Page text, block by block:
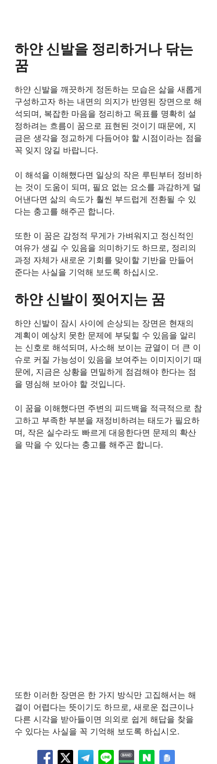
하얀 신발을 정리하거나 닦는
꿈
하얀 신발을 깨끗하게 정돈하는 모습은 삶을 새롭게
구성하고자 하는 내면의 의지가 반영된 장면으로 해
석되며, 복잡한 마음을 정리하고 목표를 명확히 설
정하려는 흐름이 꿈으로 표현된 것이기 때문에, 지
금은 생각을 정교하게 다듬어야 할 시점이라는 점을
꼭 잊지 않길 바랍니다.
이 해석을 이해했다면 일상의 작은 루틴부터 정비하
는 것이 도움이 되며, 필요 없는 요소를 과감하게 덜
어낸다면 삶의 속도가 훨씬 부드럽게 전환될 수 있
다는 충고를 해주곤 합니다.
또한 이 꿈은 감정적 무게가 가벼워지고 정신적인
여유가 생길 수 있음을 의미하기도 하므로, 정리의
과정 자체가 새로운 기회를 맞이할 기반을 만들어
준다는 사실을 기억해 보도록 하십시오.
하얀 신발이 찢어지는 꿈
하얀 신발이 잠시 사이에 손상되는 장면은 현재의
계획이 예상치 못한 문제에 부딪힐 수 있음을 알리
는 신호로 해석되며, 사소해 보이는 균열이 더 큰 이
슈로 커질 가능성이 있음을 보여주는 이미지이기 때
문에, 지금은 상황을 면밀하게 점검해야 한다는 점
을 명심해 보아야 할 것입니다.
이 꿈을 이해했다면 주변의 피드백을 적극적으로 참
고하고 부족한 부분을 재정비하려는 태도가 필요하
며, 작은 실수라도 빠르게 대응한다면 문제의 확산
을 막을 수 있다는 충고를 해주곤 합니다.
또한 이러한 장면은 한 가지 방식만 고집해서는 해
결이 어렵다는 뜻이기도 하므로, 새로운 접근이나
다른 시각을 받아들이면 의외로 쉽게 해답을 찾을
수 있다는 사실을 꼭 기억해 보도록 하십시오.